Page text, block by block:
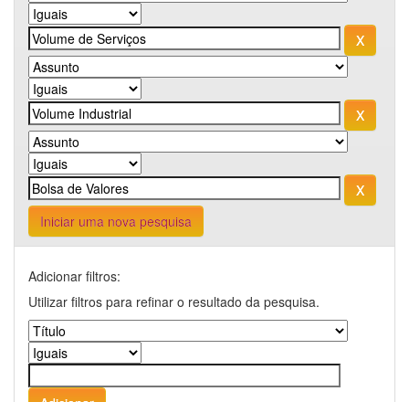
Iniciar uma nova pesquisa
Adicionar filtros:
Utilizar filtros para refinar o resultado da pesquisa.